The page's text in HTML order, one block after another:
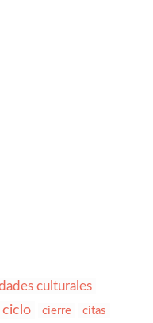
culturales
ciclo cierre citas